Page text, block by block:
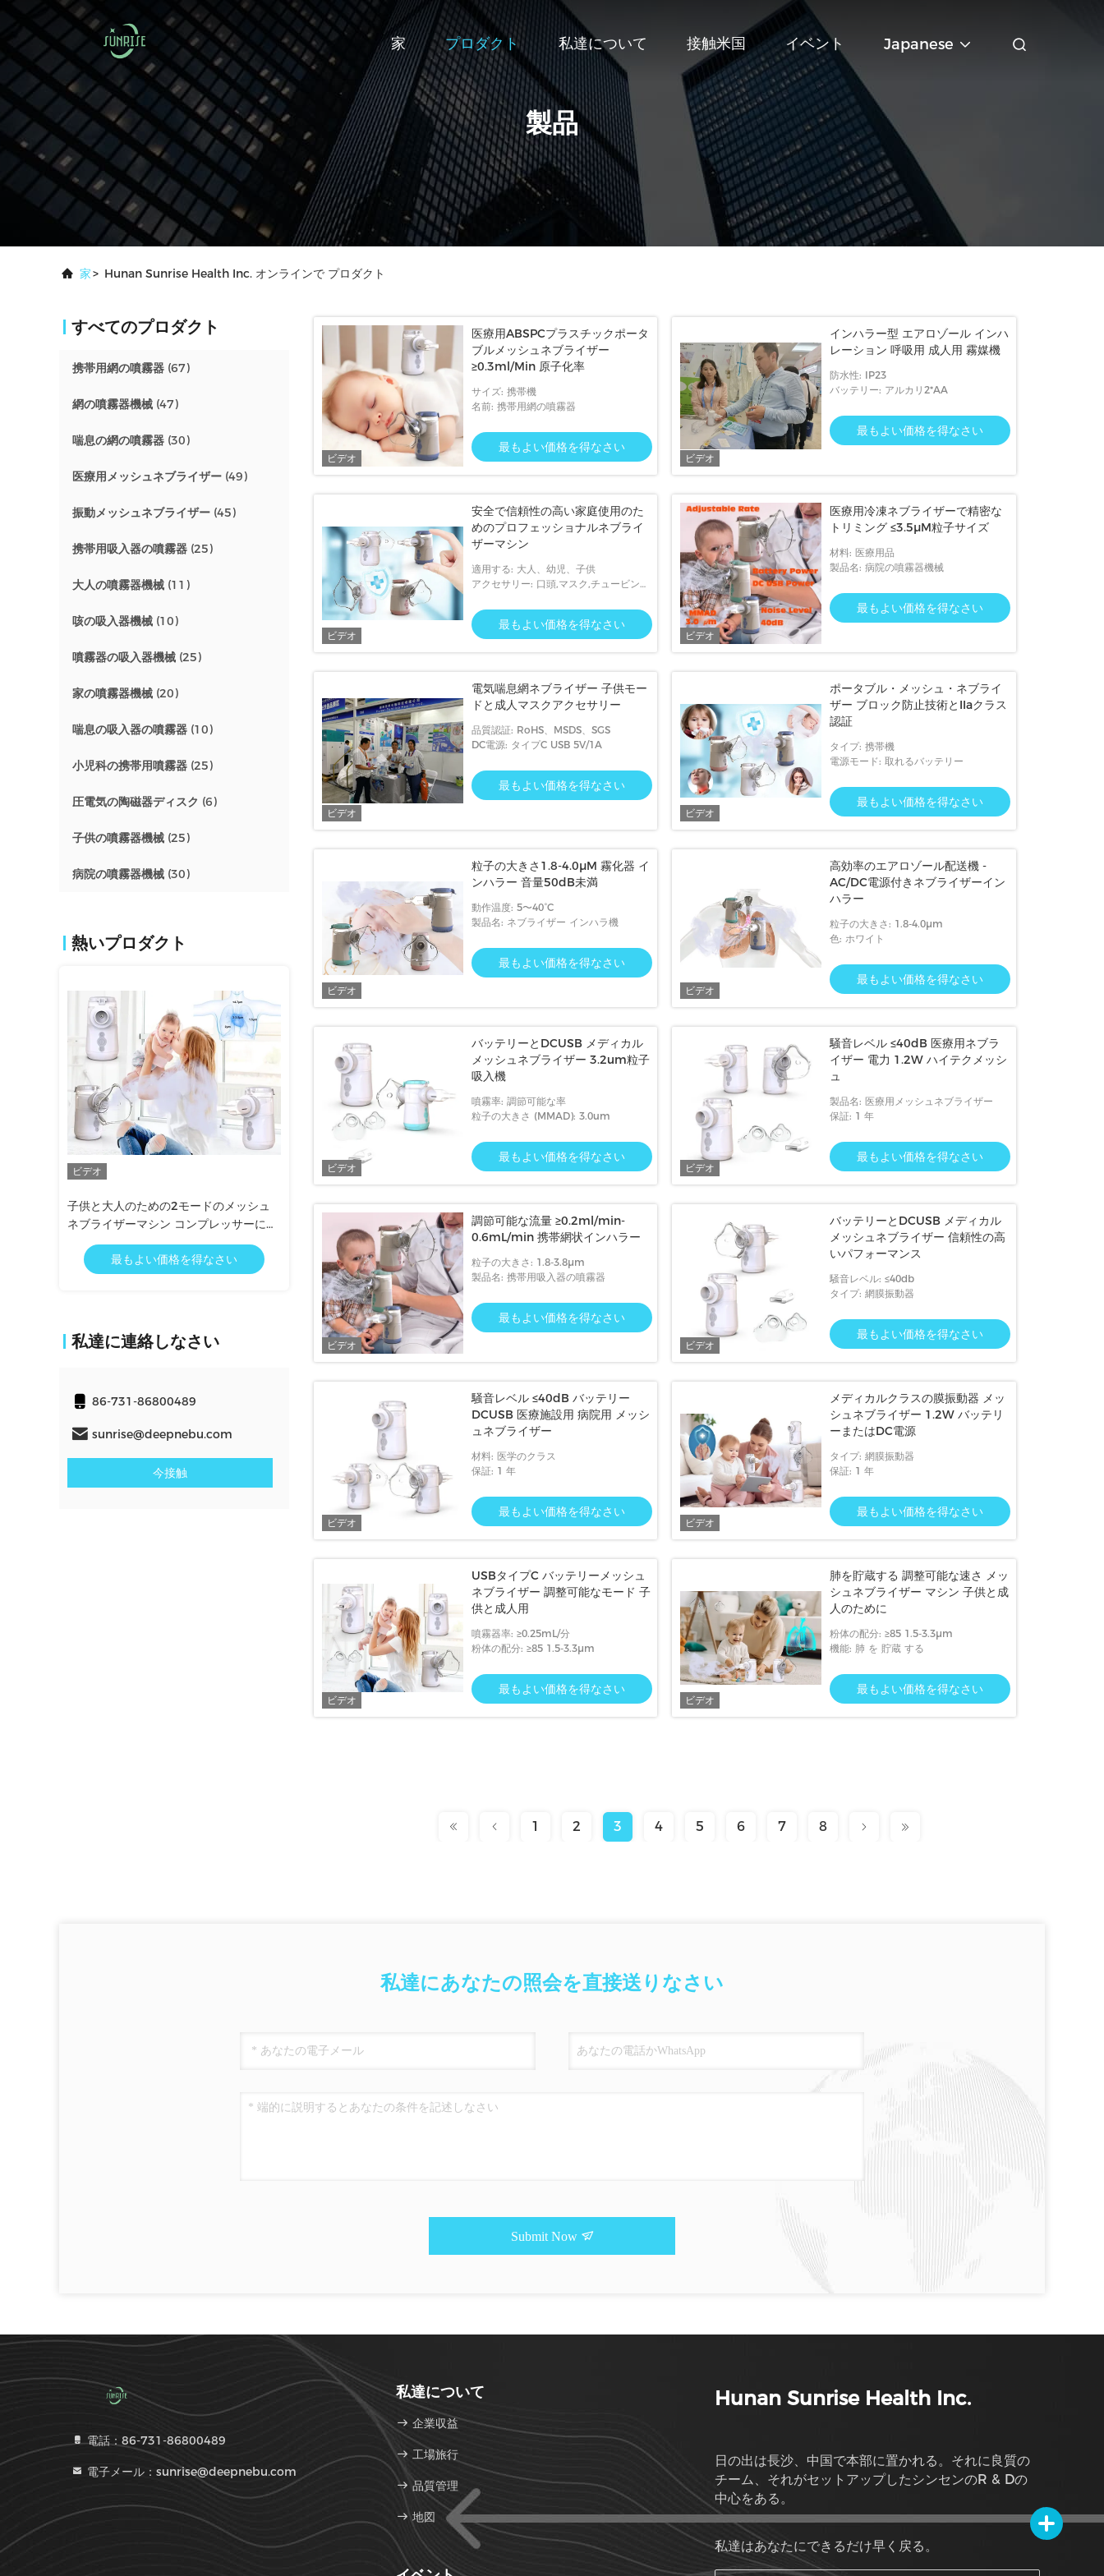
家 プロダクト 私達について 接触米国 イベント Japanese
製品
家> Hunan Sunrise Health Inc. オンラインで プロダクト
すべてのプロダクト
携帯用網の噴霧器 (67)
網の噴霧器機械 (47)
喘息の網の噴霧器 (30)
医療用メッシュネブライザー (49)
振動メッシュネブライザー (45)
携帯用吸入器の噴霧器 (25)
大人の噴霧器機械 (11)
咳の吸入器機械 (10)
噴霧器の吸入器機械 (25)
家の噴霧器機械 (20)
喘息の吸入器の噴霧器 (10)
小児科の携帯用噴霧器 (25)
圧電気の陶磁器ディスク (6)
子供の噴霧器機械 (25)
病院の噴霧器機械 (30)
熱いプロダクト
と大人のための2モードのメッシュ
ライザーマシン コンプレッサーに優
最もよい価格を得なさい
バッテリーとDCUSB電源 調整可能な速
度でメディカルメッシュネブライザー
最もよい価格を得なさい
静かなUSBまたはバッテリーパワーメッ
シュネブライザー機 子供や大人のために
最もよい価格を得なさい
ビデオ
先進的な医療網ネブライザー ささやき 静
最もよい価格を得なさい
Homecareの黙秘者の振動の網の噴霧器
の二重チャネルの超音波噴霧器機械
最もよい価格を得なさい
私達に連絡しなさい
86-731-86800489
sunrise@deepnebu.com
今接触
ビデオ
医療用ABSPCプラスチックポータ
ブルメッシュネブライザー
≥0.3ml/Min 原子化率
サイズ: 携帯機
名前: 携帯用網の噴霧器
最もよい価格を得なさい
ビデオ
インハラー型 エアロゾール インハ
レーション 呼吸用 成人用 霧媒機
防水性: IP23
バッテリー: アルカリ2*AA
最もよい価格を得なさい
ビデオ
安全で信頼性の高い家庭使用のた
めのプロフェッショナルネブライ
ザーマシン
適用する: 大人、幼児、子供
アクセサリー: 口頭,マスク,チュービング,
最もよい価格を得なさい
ビデオ
医療用冷凍ネブライザーで精密な
トリミング ≤3.5μM粒子サイズ
材料: 医療用品
製品名: 病院の噴霧器機械
最もよい価格を得なさい
ビデオ
電気喘息網ネブライザー 子供モー
ドと成人マスクアクセサリー
品質認証: RoHS、MSDS、SGS
DC電源: タイプC USB 5V/1A
最もよい価格を得なさい
ビデオ
ポータブル・メッシュ・ネブライ
ザー ブロック防止技術とIIaクラス
認証
タイプ: 携帯機
電源モード: 取れるバッテリー
最もよい価格を得なさい
ビデオ
粒子の大きさ1.8-4.0μM 霧化器 イ
ンハラー 音量50dB未満
動作温度: 5〜40°C
製品名: ネブライザー インハラ機
最もよい価格を得なさい
ビデオ
高効率のエアロゾール配送機 -
AC/DC電源付きネブライザーイン
ハラー
粒子の大きさ: 1.8-4.0μm
色: ホワイト
最もよい価格を得なさい
ビデオ
バッテリーとDCUSB メディカル
メッシュネブライザー 3.2um粒子
吸入機
噴霧率: 調節可能な率
粒子の大きさ (MMAD): 3.0um
最もよい価格を得なさい
ビデオ
騒音レベル ≤40dB 医療用ネブラ
イザー 電力 1.2W ハイテクメッシ
ュ
製品名: 医療用メッシュネブライザー
保証: 1 年
最もよい価格を得なさい
ビデオ
調節可能な流量 ≥0.2ml/min-
0.6mL/min 携帯網状インハラー
粒子の大きさ: 1.8-3.8μm
製品名: 携帯用吸入器の噴霧器
最もよい価格を得なさい
ビデオ
バッテリーとDCUSB メディカル
メッシュネブライザー 信頼性の高
いパフォーマンス
騒音レベル: ≤40db
タイプ: 網膜振動器
最もよい価格を得なさい
ビデオ
騒音レベル ≤40dB バッテリー
DCUSB 医療施設用 病院用 メッシ
ュネブライザー
材料: 医学のクラス
保証: 1 年
最もよい価格を得なさい
ビデオ
メディカルクラスの膜振動器 メッ
シュネブライザー 1.2W バッテリ
ーまたはDC電源
タイプ: 網膜振動器
保証: 1 年
最もよい価格を得なさい
ビデオ
USBタイプC バッテリーメッシュ
ネブライザー 調整可能なモード 子
供と成人用
噴霧器率: ≥0.25mL/分
粉体の配分: ≥85 1.5-3.3μm
最もよい価格を得なさい
ビデオ
肺を貯蔵する 調整可能な速さ メッ
シュネブライザー マシン 子供と成
人のために
粉体の配分: ≥85 1.5-3.3μm
機能: 肺 を 貯蔵 する
最もよい価格を得なさい
1 2 3 4 5 6 7 8
私達にあなたの照会を直接送りなさい
Submit Now
電話：86-731-86800489
電子メール：sunrise@deepnebu.com
私達について
企業収益
工場旅行
品質管理
地図
Hunan Sunrise Health Inc.
日の出は長沙、中国で本部に置かれる。それに良質の
チーム、それがセットアップしたシンセンのR & Dの
中心をある。
私達はあなたにできるだけ早く戻る。